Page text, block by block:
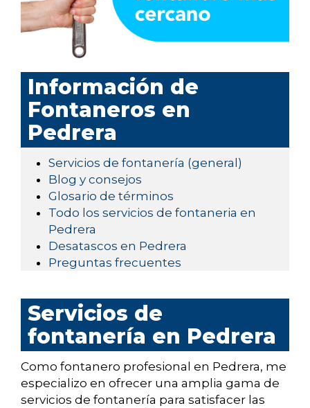
Información de
Fontaneros en
Pedrera
Servicios de fontanería (general)
Blog y consejos
Glosario de términos
Todo los servicios de fontaneria en
Pedrera
Desatascos en Pedrera
Preguntas frecuentes
Servicios de
fontanería en Pedrera
Como fontanero profesional en Pedrera, me
especializo en ofrecer una amplia gama de
servicios de fontanería para satisfacer las